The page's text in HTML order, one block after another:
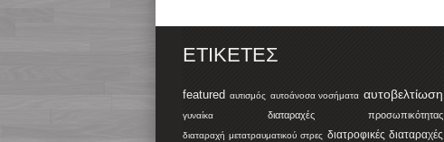
ΕΤΙΚΈΤΕΣ
featured αυτισμός αυτοάνοσα νοσήματα αυτοβελτίωση
γυναίκα διαταραχές προσωπικότητας
διαταραχή μετατραυματικού στρες διατροφικές διαταραχές